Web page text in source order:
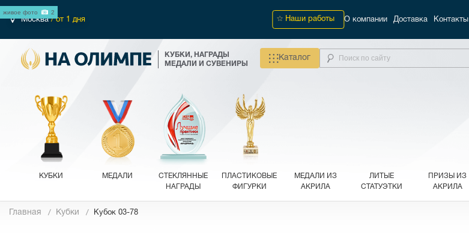
Москва/ от 1 дня Наши работы О компании Доставка Контакты
КУБКИ, НАГРАДЫ
МЕДАЛИ И СУВЕНИРЫ
Каталог
КУБКИ МЕДАЛИ
СТЕКЛЯННЫЕ
НАГРАДЫ
ПЛАСТИКОВЫЕ
ФИГУРКИ
МЕДАЛИ ИЗ
АКРИЛА
ЛИТЫЕ
СТАТУЭТКИ
ПРИЗЫ ИЗ
АКРИЛА
Главная Кубки Кубок 03-78
живое фото 2